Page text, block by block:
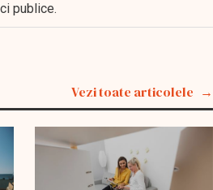
publice.
Vezi toate articolele